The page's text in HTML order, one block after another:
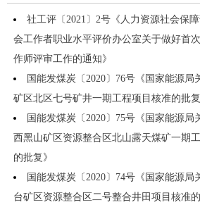
社工评〔2021〕2号《人力资源社会保
会工作者职业水平评价办公室关于做好首
作师评审工作的通知》
国能发煤炭〔2020〕76号《国家能源局
矿区北区七号矿井一期工程项目核准的批复
国能发煤炭〔2020〕75号《国家能源局
西黑山矿区资源整合区北山露天煤矿一期
的批复》
国能发煤炭〔2020〕74号《国家能源局
台矿区资源整合区二号整合井田项目核准的